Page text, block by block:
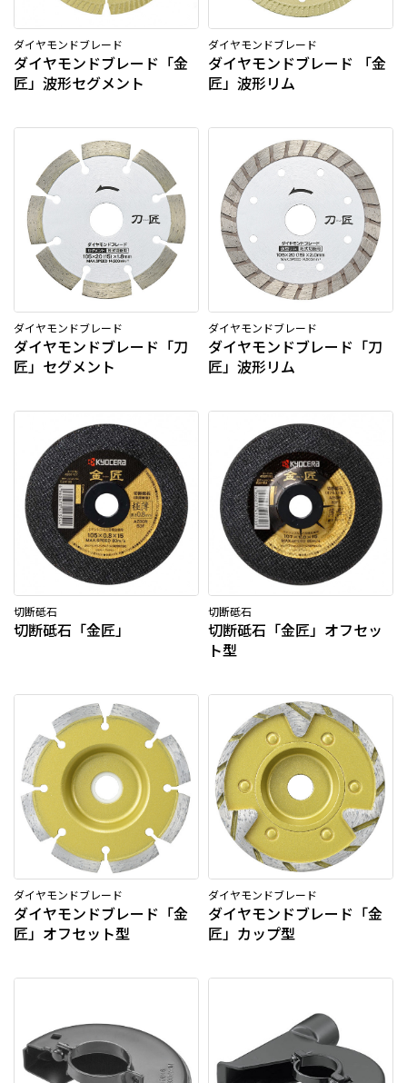
ダイヤモンドブレード
ダイヤモンドブレード「金
匠」波形セグメント
ダイヤモンドブレード
ダイヤモンドブレード 「金
匠」波形リム
ダイヤモンドブレード
ダイヤモンドブレード「刀
匠」セグメント
ダイヤモンドブレード
ダイヤモンドブレード「刀
匠」波形リム
切断砥石
切断砥石「金匠」
切断砥石
切断砥石「金匠」オフセッ
ト型
ダイヤモンドブレード
ダイヤモンドブレード「金
匠」オフセット型
ダイヤモンドブレード
ダイヤモンドブレード「金
匠」カップ型